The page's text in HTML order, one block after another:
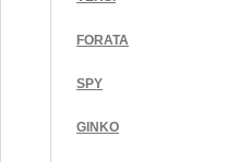
FORATA
SPY
GINKO